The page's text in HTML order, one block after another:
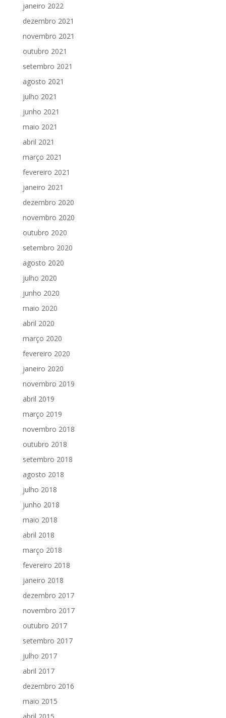
janeiro 2022
dezembro 2021
novembro 2021
outubro 2021
setembro 2021
agosto 2021
julho 2021
junho 2021
maio 2021
abril 2021
março 2021
fevereiro 2021
janeiro 2021
dezembro 2020
novembro 2020
outubro 2020
setembro 2020
agosto 2020
julho 2020
junho 2020
maio 2020
abril 2020
março 2020
fevereiro 2020
janeiro 2020
novembro 2019
abril 2019
março 2019
novembro 2018
outubro 2018
setembro 2018
agosto 2018
julho 2018
junho 2018
maio 2018
abril 2018
março 2018
fevereiro 2018
janeiro 2018
dezembro 2017
novembro 2017
outubro 2017
setembro 2017
julho 2017
abril 2017
dezembro 2016
maio 2015